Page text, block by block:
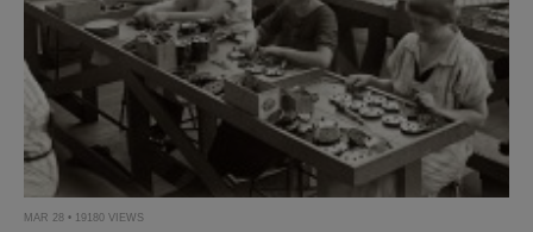
MAR 28 • 19180 VIEWS